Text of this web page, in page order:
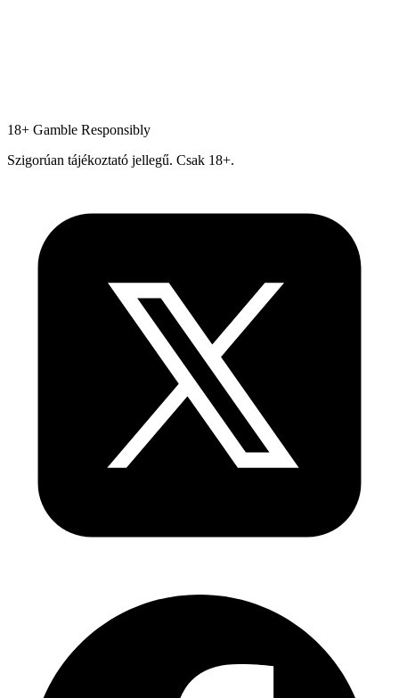
18+ Gamble Responsibly
Szigorúan tájékoztató jellegű. Csak 18+.